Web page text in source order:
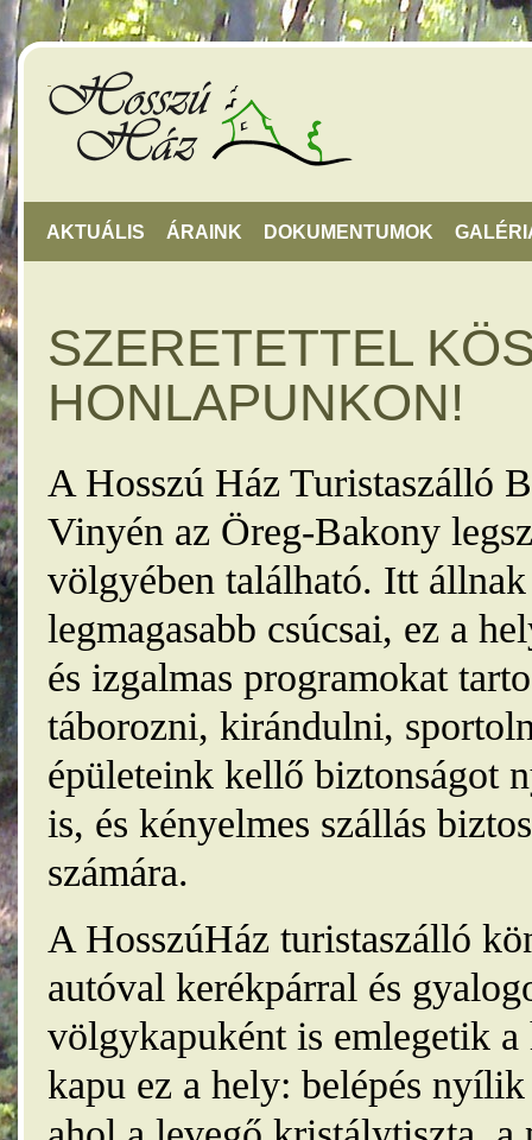
AKTUÁLIS ÁRAINK DOKUMENTUMOK
SZERETETTEL
HONLAPUNKON!
A Hosszú Ház Turistaszálló
Vinyén az Öreg-Bakony
völgyében található. Itt
legmagasabb csúcsai, ez a
és izgalmas programokat
táborozni, kirándulni,
épületeink kellő biztonságot
is, és kényelmes szállás
számára.
A HosszúHáz turistaszálló
autóval kerékpárral és
völgykapuként is emlegetik
kapu ez a hely: belépés